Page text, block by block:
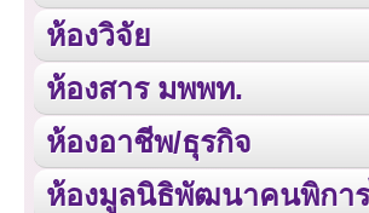
ห้องวิจัย
ห้องสาร มพพท.
ห้องอาชีพ/ธุรกิจ
ห้องมูลนิธิพัฒนาคนพิกา